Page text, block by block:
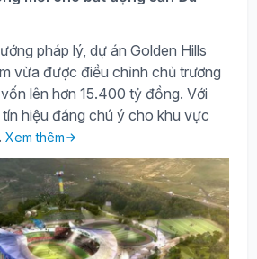
pháp lý, dự án Golden Hills
vừa được điều chỉnh chủ trương
lên hơn 15.400 tỷ đồng. Với
hiệu đáng chú ý cho khu vực
Xem thêm